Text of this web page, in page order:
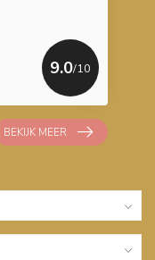
9.0/10
BEKIJK MEER